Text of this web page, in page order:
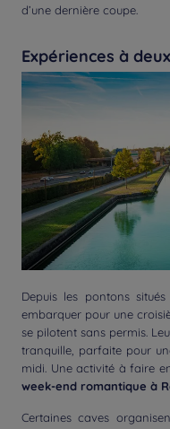
d’une dernière coupe.
Expériences à
Depuis les pontons
embarquer pour une
se pilotent sans permis.
tranquille, parfaite pour
midi. Une activité à faire
week-end romantique à
Certaines caves